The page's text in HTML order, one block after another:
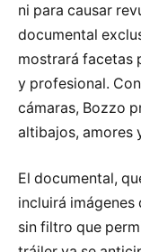
ni para causar
documental
mostrará facetas
y profesional.
cámaras, Bozzo
altibajos, amores
El documental,
incluirá
sin filtro que